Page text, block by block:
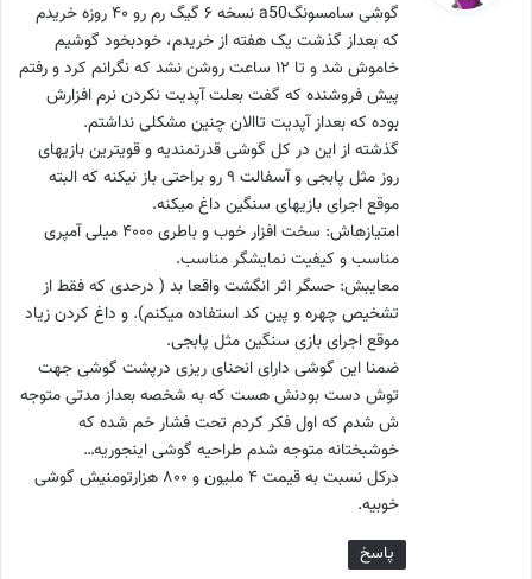
:
گوشی سامسونگa50 نسخه ۶ گیگ رم رو ۴۰ روزه خریدم
که بعداز گذشت یک هفته از خریدم، خودبخود گوشیم
خاموش شد و تا ۱۲ ساعت روشن نشد که نگرانم کرد و رفتم
پیش فروشنده که گفت بعلت آپدیت نکردن نرم افزارش
بوده که بعداز آپدیت تاالان چنین مشکلی نداشتم.
گذشته از این در کل گوشی قدرتمندیه و قویترین بازیهای
روز مثل پابجی و آسفالت ۹ رو براحتی باز نیکنه که البته
موقع اجرای بازیهای سنگین داغ میکنه.
امتیازهاش: سخت افزار خوب و باطری ۴۰۰۰ میلی آمپری
مناسب و کیفیت نمایشگر مناسب.
معایبش: حسگر اثر انگشت واقعا بد ( درحدی که فقط از
تشخیص چهره و پین کد استفاده میکنم). و داغ کردن زیاد
موقع اجرای بازی سنگین مثل پابجی.
ضمنا این گوشی دارای انحنای ریزی درپشت گوشی جهت
توش دست بودنش هست که به شخصه بعداز مدتی متوجه
ش شدم که اول فکر کردم تحت فشار خم شده که
خوشبختانه متوجه شدم طراحیه گوشی اینجوریه…
درکل نسبت به قیمت ۴ ملیون و ۸۰۰ هزارتومنیش گوشی
خوبیه.
پاسخ